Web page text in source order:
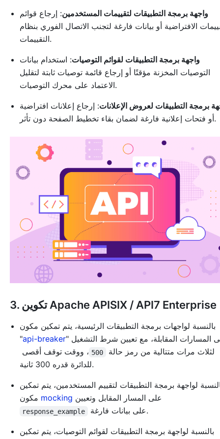
واجهة برمجة التطبيقات لتقييمات المستخدمين: إرجاع قوائم
الافتراضية أو بيانات فارغة لتجنب الاتصال الفوري بنظام
التقييمات.
واجهة برمجة التطبيقات لقوائم التوصيات: استخدام بيانات
التوصيات المخزنة مؤقتًا أو إرجاع قائمة توصيات ثابتة لتقليل
الاعتماد على محرك التوصيات.
برمجة التطبيقات لعروض الإعلانات: إرجاع إعلانات افتراضية
أو فتحات إعلانية فارغة لضمان بقاء تخطيط الصفحة دون تأثر.
3. تكوين Apache APISIX / API7 Enterprise
بالنسبة لواجهات برمجة التطبيقات الرئيسية، يتم تمكين مكون
"api-breaker" على المسارات المقابلة، مع تعيين شرط التشغيل
لثلاث مرات متتالية من رمز حالة
500 ، ووقت توقف أقصى
للدائرة قدره 300 ثانية.
لواجهة برمجة التطبيقات لتقييم المستخدمين، يتم تمكين
mocking على المسار المقابل وتعيين
response_example على بيانات فارغة.
بالنسبة لواجهة برمجة التطبيقات لقوائم التوصيات، يتم تمكين